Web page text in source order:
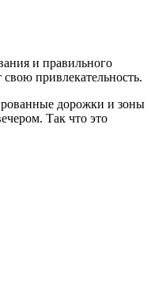
и правильного
привлекательность.
дорожки и зоны
Так что это